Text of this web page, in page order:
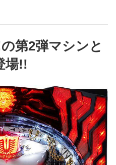
第2弾マシンと
場!!